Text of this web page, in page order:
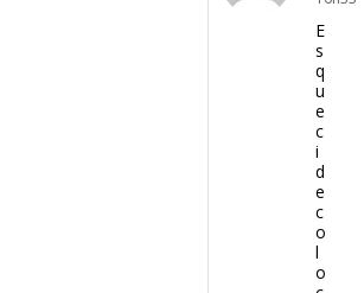
E
s
q
u
e
c
i
d
e
c
o
l
o